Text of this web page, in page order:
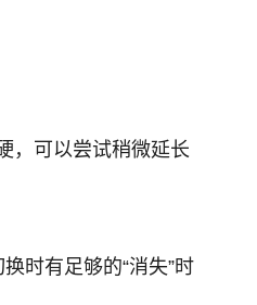
，可以尝试稍微延长
时有足够的“消失”时